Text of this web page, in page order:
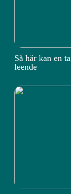
Så här kan en
leende